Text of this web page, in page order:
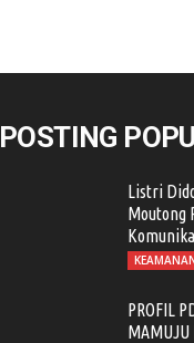
POSTING
Listri
Moutong
PROFIL
MAMUJU